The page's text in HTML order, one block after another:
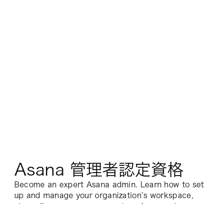
Asana 管理者認定資格
Become an expert Asana admin. Learn how to set
up and manage your organization’s workspace,